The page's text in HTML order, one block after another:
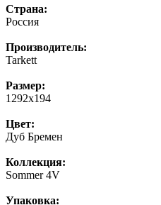
Страна:
Россия
Производитель:
Tarkett
Размер:
1292x194
Цвет:
Дуб Бремен
Коллекция:
Sommer 4V
Упаковка: